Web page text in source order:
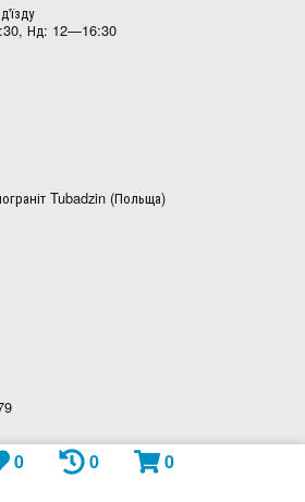
Нд: 12—16:30
Tubadzin (Польща)
0 0 0